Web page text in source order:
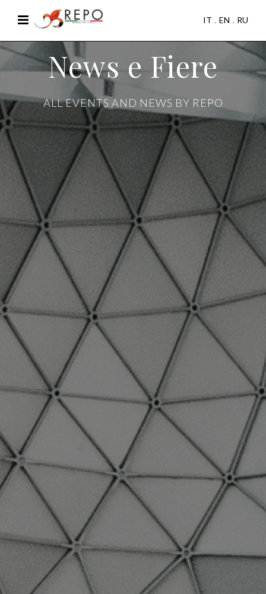
IT EN RU
News e Fiere
ALL EVENTS AND NEWS BY REPO